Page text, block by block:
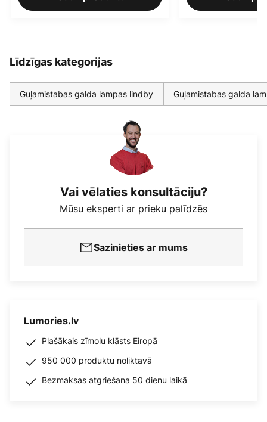
Līdzīgas kategorijas
Guļamistabas galda lampas lindby Guļamistabas galda
Vai vēlaties konsultāciju?
Mūsu eksperti ar prieku palīdzēs
Sazinieties ar mums
Lumories.lv
Plašākais zīmolu klāsts Eiropā
950 000 produktu noliktavā
Bezmaksas atgriešana 50 dienu laikā